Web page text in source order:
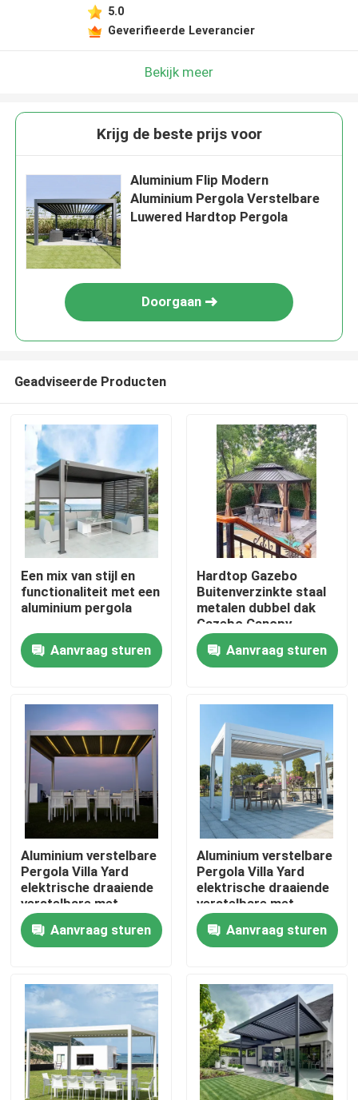
Huis
Ongeveer ons
Fabrieksreis
Kwaliteitscontrole
Contacteer ons
Nieuws
Verzoek om een Citaat
De Pergola van het aluminiumterras
De Pergola van aluminiumlouvered
5.0
Geverifieerde Leverancier
Bekijk meer
Krijg de beste prijs voor
Aluminium Flip Modern
Aluminium Pergola Verstelbare
Luwered Hardtop Pergola
Doorgaan
Geadviseerde Producten
Een mix van stijl en
functionaliteit met een
aluminium pergola
Aanvraag sturen
Hardtop Gazebo
Buitenverzinkte staal
metalen dubbel dak
Gazebo Canopy
Aanvraag sturen
Aluminium verstelbare
Pergola Villa Yard
elektrische draaiende
verstelbare met
uittrekbaar dak
Aanvraag sturen
Aluminium verstelbare
Pergola Villa Yard
elektrische draaiende
verstelbare met
uittrekbaar dak
Aanvraag sturen